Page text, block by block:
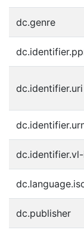
dc.genre
dc.identifier.uri
dc.publisher